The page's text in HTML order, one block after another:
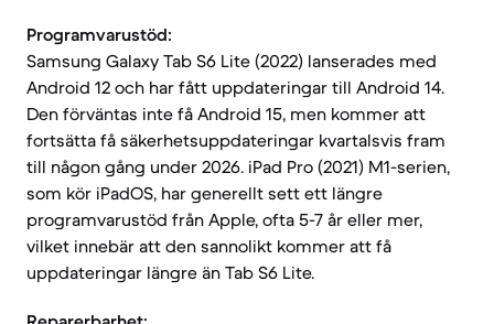
Programvarustöd:
Samsung Galaxy Tab S6 Lite (2022) lanserades med
Android 12 och har fått uppdateringar till Android 14.
Den förväntas inte få Android 15, men kommer att
fortsätta få säkerhetsuppdateringar kvartalsvis fram
till någon gång under 2026. iPad Pro (2021) M1-serien,
som kör iPadOS, har generellt sett ett längre
programvarustöd från Apple, ofta 5-7 år eller mer,
vilket innebär att den sannolikt kommer att få
uppdateringar längre än Tab S6 Lite.